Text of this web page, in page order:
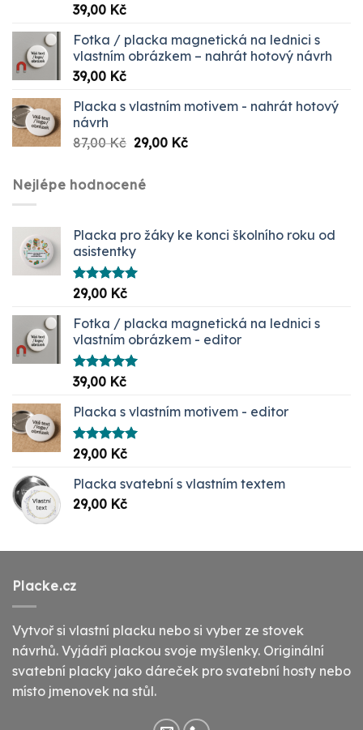
Hodnocení
5.00
39,00 Kč
Fotka / placka magnetická na lednici s
vlastním obrázkem – nahrát hotový návrh
39,00 Kč
Placka s vlastním motivem - nahrát hotový
návrh
87,00Kč Původní
byla:
87,00 Kč.
29,00 KčAktuální
Nejlépe hodnocené
Placka pro žáky ke konci školního roku od
asistentky
Hodnocení
5.00
29,00 Kč
Fotka / placka magnetická na lednici s
vlastním obrázkem - editor
Hodnocení
5.00
39,00 Kč
Placka s vlastním motivem - editor
Hodnocení
5.00
29,00 Kč
Placka svatební s vlastním textem
29,00 Kč
Placke.cz
Vytvoř si vlastní placku nebo si vyber ze stovek
návrhů. Vyjádři plackou svoje myšlenky. Originální
svatební placky jako dáreček pro svatební hosty nebo
místo jmenovek na stůl.